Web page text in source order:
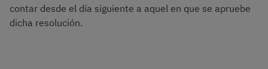
contar desde el día siguiente a aquel en que se apruebe
dicha resolución.